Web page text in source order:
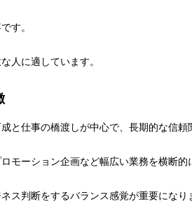
す。
人に適しています。
と仕事の橋渡しが中心で、長期的な信頼
モーション企画など幅広い業務を横断的
ス判断をするバランス感覚が重要になり